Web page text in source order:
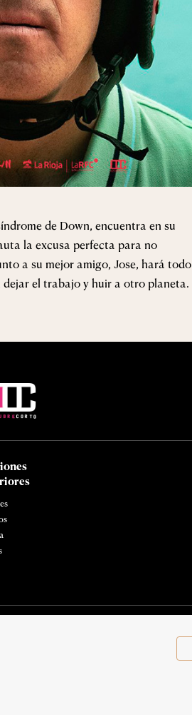
de Down, encuentra en su
la excusa perfecta para no
a su mejor amigo, Jose, hará todo
dejar el trabajo y huir a otro planeta.